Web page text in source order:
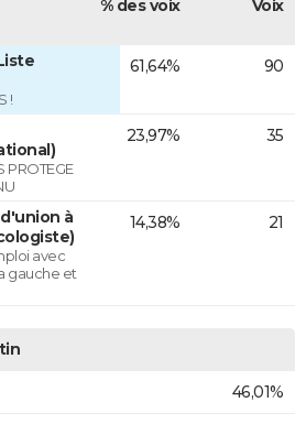
% des voix Voix
!
61,64% 90
PROTEGE
23,97% 35
à
avec
gauche et
14,38% 21
46,01%